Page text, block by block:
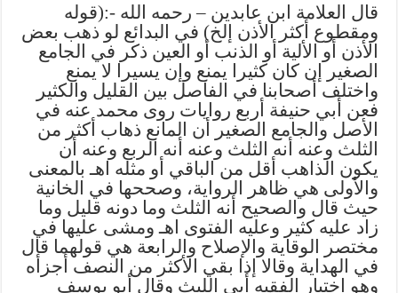
قال العلامة ابن عابدين – رحمه الله -:(قوله
ومقطوع أكثر الأذن إلخ) في البدائع لو ذهب بعض
الأذن أو الألية أو الذنب أو العين ذكر في الجامع
الصغير إن كان كثيرا يمنع وإن يسيرا لا يمنع
واختلف أصحابنا في الفاصل بين القليل والكثير
فعن أبي حنيفة أربع روايات روى محمد عنه في
الأصل والجامع الصغير أن المانع ذهاب أكثر من
الثلث وعنه أنه الثلث وعنه أنه الربع وعنه أن
يكون الذاهب أقل من الباقي أو مثله اهـ بالمعنى
والأولى هي ظاهر الرواية، وصححها في الخانية
حيث قال والصحيح أنه الثلث وما دونه قليل وما
زاد عليه كثير وعليه الفتوى اهـ ومشى عليها في
مختصر الوقاية والإصلاح والرابعة هي قولهما قال
في الهداية وقالا إذا بقي الأكثر من النصف أجزأه
وهو اختيار الفقيه أبي الليث وقال أبو يوسف